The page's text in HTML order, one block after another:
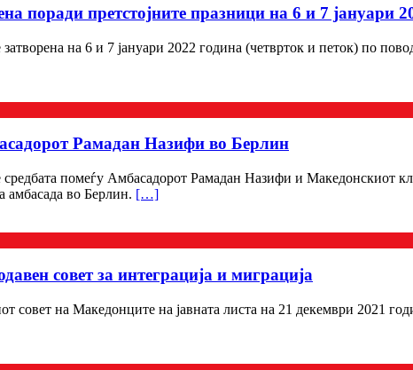
поради претстојните празници на 6 и 7 јануари
на 6 и 7 јануари 2022 година (четврток и петок) по
Рамадан Назифи во Берлин
помеѓу Амбасадорот Рамадан Назифи и Македонскиот
амбасада во Берлин. […]
совет за интеграција и миграција
совет на Македонците на јавната листа на 21 декември 2021